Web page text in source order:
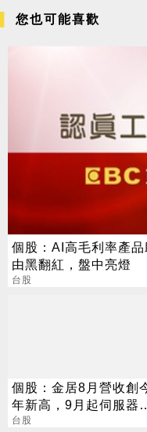
您也可能喜歡
個股：AI高毛利率產
由黑翻紅，盤中亮燈
台股
個股：金居8月營收創
年新高，9月起伺服器
益顯現，Q4雙率更可望
台股